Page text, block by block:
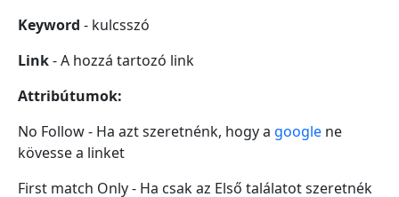
Keyword - kulcsszó
Link- A hozzá tartozó link
Attribútumok:
No Follow - Ha azt szeretnénk, hogy a google ne
kövesse a linket
First match Only - Ha csak az Első találatot szeretnék